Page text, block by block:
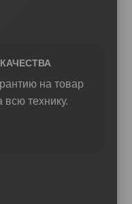
на товар
всю технику.